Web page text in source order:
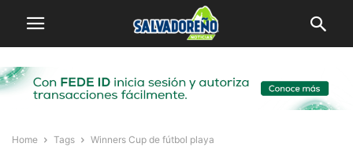
Home Tags Winners Cup de fútbol playa